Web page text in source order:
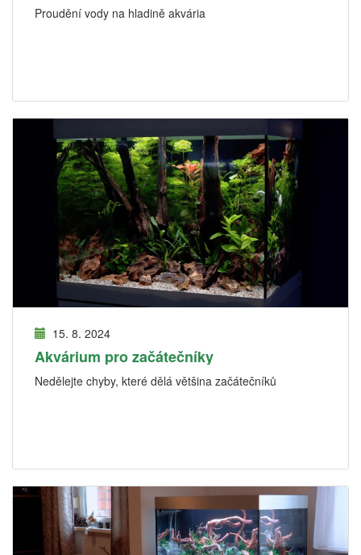
Proudění vody na hladině akvária
15. 8. 2024
Akvárium pro začátečníky
Nedělejte chyby, které dělá většina začátečníků